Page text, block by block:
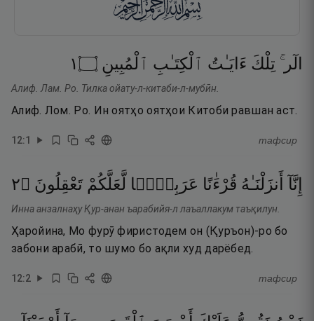
الٓر ۚ تِلْكَ ءَايَـٰتُ ٱلْكِتَـٰبِ ٱلْمُبِينِ ۝١
Алиф. Лам. Ро. Тилка ойату-л-китаби-л-мубӣн.
Алиф. Лом. Ро. Ин оятҳо оятҳои Китоби равшан аст.
12:1 тафсир
إِنَّآ أَنزَلْنَـٰهُ قُرْءَٰنًا عَرَبِيًّۭا لَّعَلَّكُمْ تَعْقِلُونَ ۝٢
Инна анзалнаҳу Қур-анан ъарабийя-л лаъаллакум таъқилун.
Ҳаройина, Мо фурӯ фиристодем он (Қуръон)-ро бо
забони арабӣ, то шумо бо ақли худ дарёбед.
12:2 тафсир